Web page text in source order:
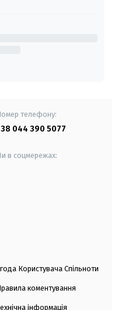
телефону:
044 390 5077
в соцмережах:
Користувача Спільноти
коментування
інформація